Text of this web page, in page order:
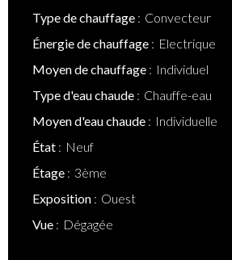
Type de chauffage
Convecteur
Énergie de chauffage
Electrique
Moyen de chauffage
Individuel
Type d'eau chaude
Chauffe-eau
Moyen d'eau chaude
Individuelle
État
Neuf
Étage
3ème
Exposition
Ouest
Vue
Dégagée